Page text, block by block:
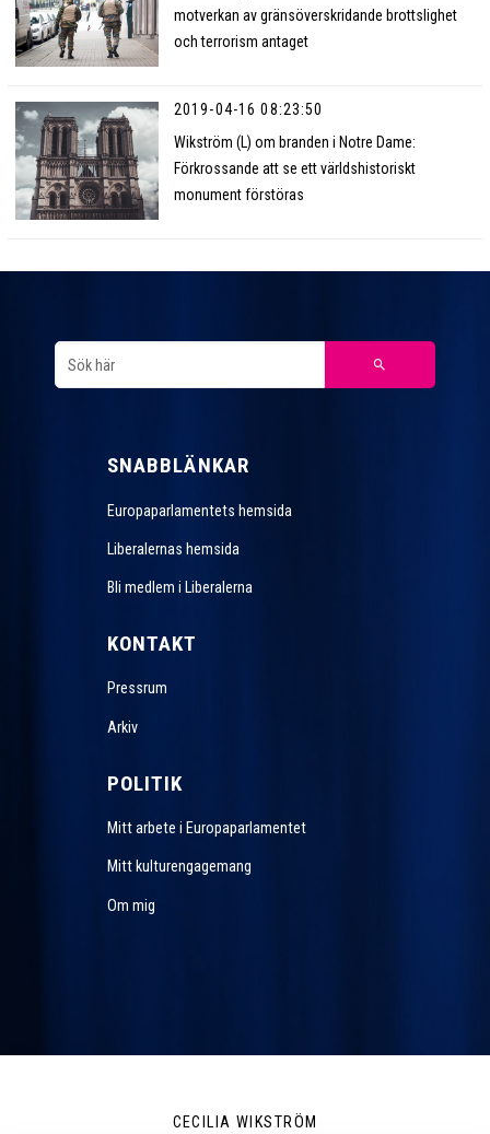
motverkan av gränsöverskridande brottslighet
och terrorism antaget
2019-04-16 08:23:50
Wikström (L) om branden i Notre Dame:
Förkrossande att se ett världshistoriskt
monument förstöras
SNABBLÄNKAR
Europaparlamentets hemsida
Liberalernas hemsida
Bli medlem i Liberalerna
KONTAKT
Pressrum
Arkiv
POLITIK
Mitt arbete i Europaparlamentet
Mitt kulturengagemang
Om mig
CECILIA WIKSTRÖM